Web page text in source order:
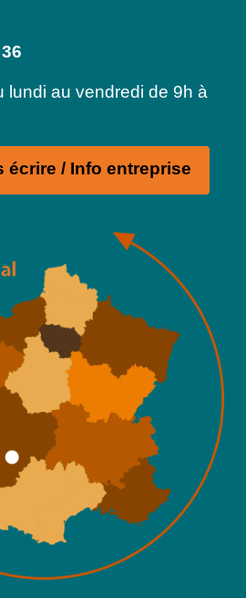
lundi au vendredi de 9h à
écrire / Info entreprise